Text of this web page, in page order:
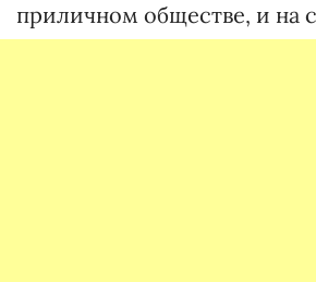
приличном обществе, и на